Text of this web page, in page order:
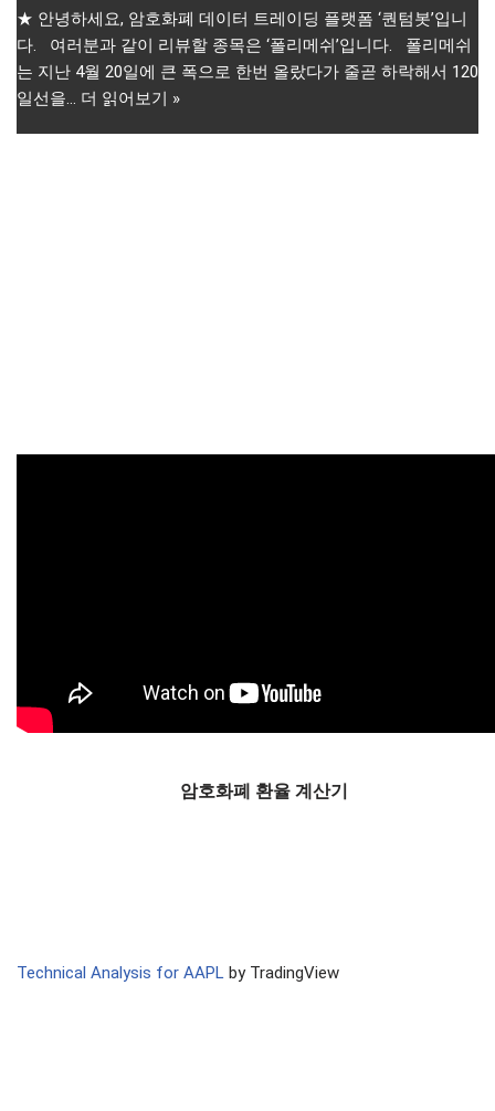
★ 안녕하세요, 암호화폐 데이터 트레이딩 플랫폼 ‘퀀텀봇’입니
다. 여러분과 같이 리뷰할 종목은 ‘폴리메쉬’입니다. 폴리메쉬
는 지난 4월 20일에 큰 폭으로 한번 올랐다가 줄곧 하락해서 120
일선을… 더 읽어보기 »
암호화폐 환율 계산기
Technical Analysis for AAPL by TradingView